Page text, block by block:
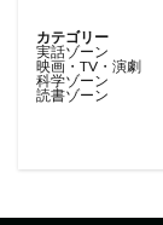
カテゴリー
実話ゾーン
映画・TV・演劇
科学ゾーン
読書ゾーン